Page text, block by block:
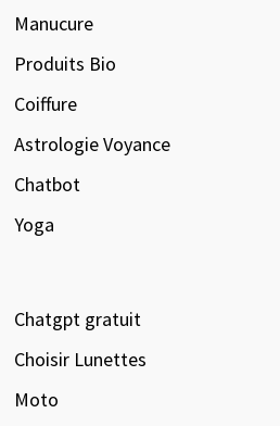
Manucure
Produits Bio
Coiffure
Astrologie Voyance
Chatbot
Yoga
Chatgpt gratuit
Choisir Lunettes
Moto